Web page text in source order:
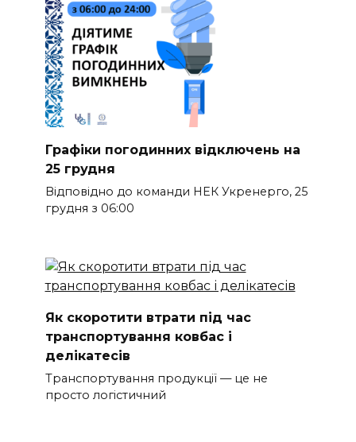
Графіки погодинних відключень на
25 грудня
Відповідно до команди НЕК Укренерго, 25
грудня з 06:00
Як скоротити втрати під час
транспортування ковбас і
делікатесів
Транспортування продукції — це не
просто логістичний